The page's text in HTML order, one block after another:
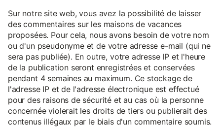
Sur notre site web, vous avez la possibilité de laisser
des commentaires sur les maisons de vacances
proposées. Pour cela, nous avons besoin de votre nom
ou d'un pseudonyme et de votre adresse e-mail (qui ne
sera pas publiée). En outre, votre adresse IP et l'heure
de la publication seront enregistrées et conservées
pendant 4 semaines au maximum. Ce stockage de
l'adresse IP et de l'adresse électronique est effectué
pour des raisons de sécurité et au cas où la personne
concernée violerait les droits de tiers ou publierait des
contenus illégaux par le biais d'un commentaire soumis.